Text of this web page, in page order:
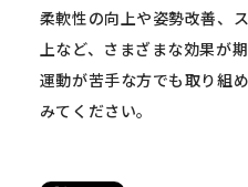
柔軟性の向上や姿勢改善、
上など、さまざまな効果が期
運動が苦手な方でも取り組
みてください。